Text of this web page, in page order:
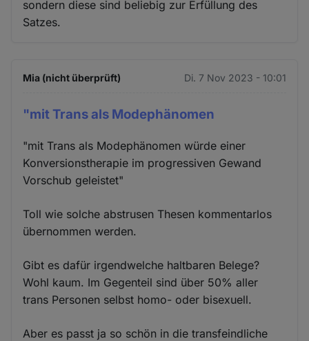
sondern diese sind beliebig zur Erfüllung des
Satzes.
Mia (nicht überprüft) Di. 7 Nov 2023 - 10:01
"mit Trans als Modephänomen
"mit Trans als Modephänomen würde einer
Konversionstherapie im progressiven Gewand
Vorschub geleistet"
Toll wie solche abstrusen Thesen kommentarlos
übernommen werden.
Gibt es dafür irgendwelche haltbaren Belege?
Wohl kaum. Im Gegenteil sind über 50% aller
trans Personen selbst homo- oder bisexuell.
Aber es passt ja so schön in die transfeindliche